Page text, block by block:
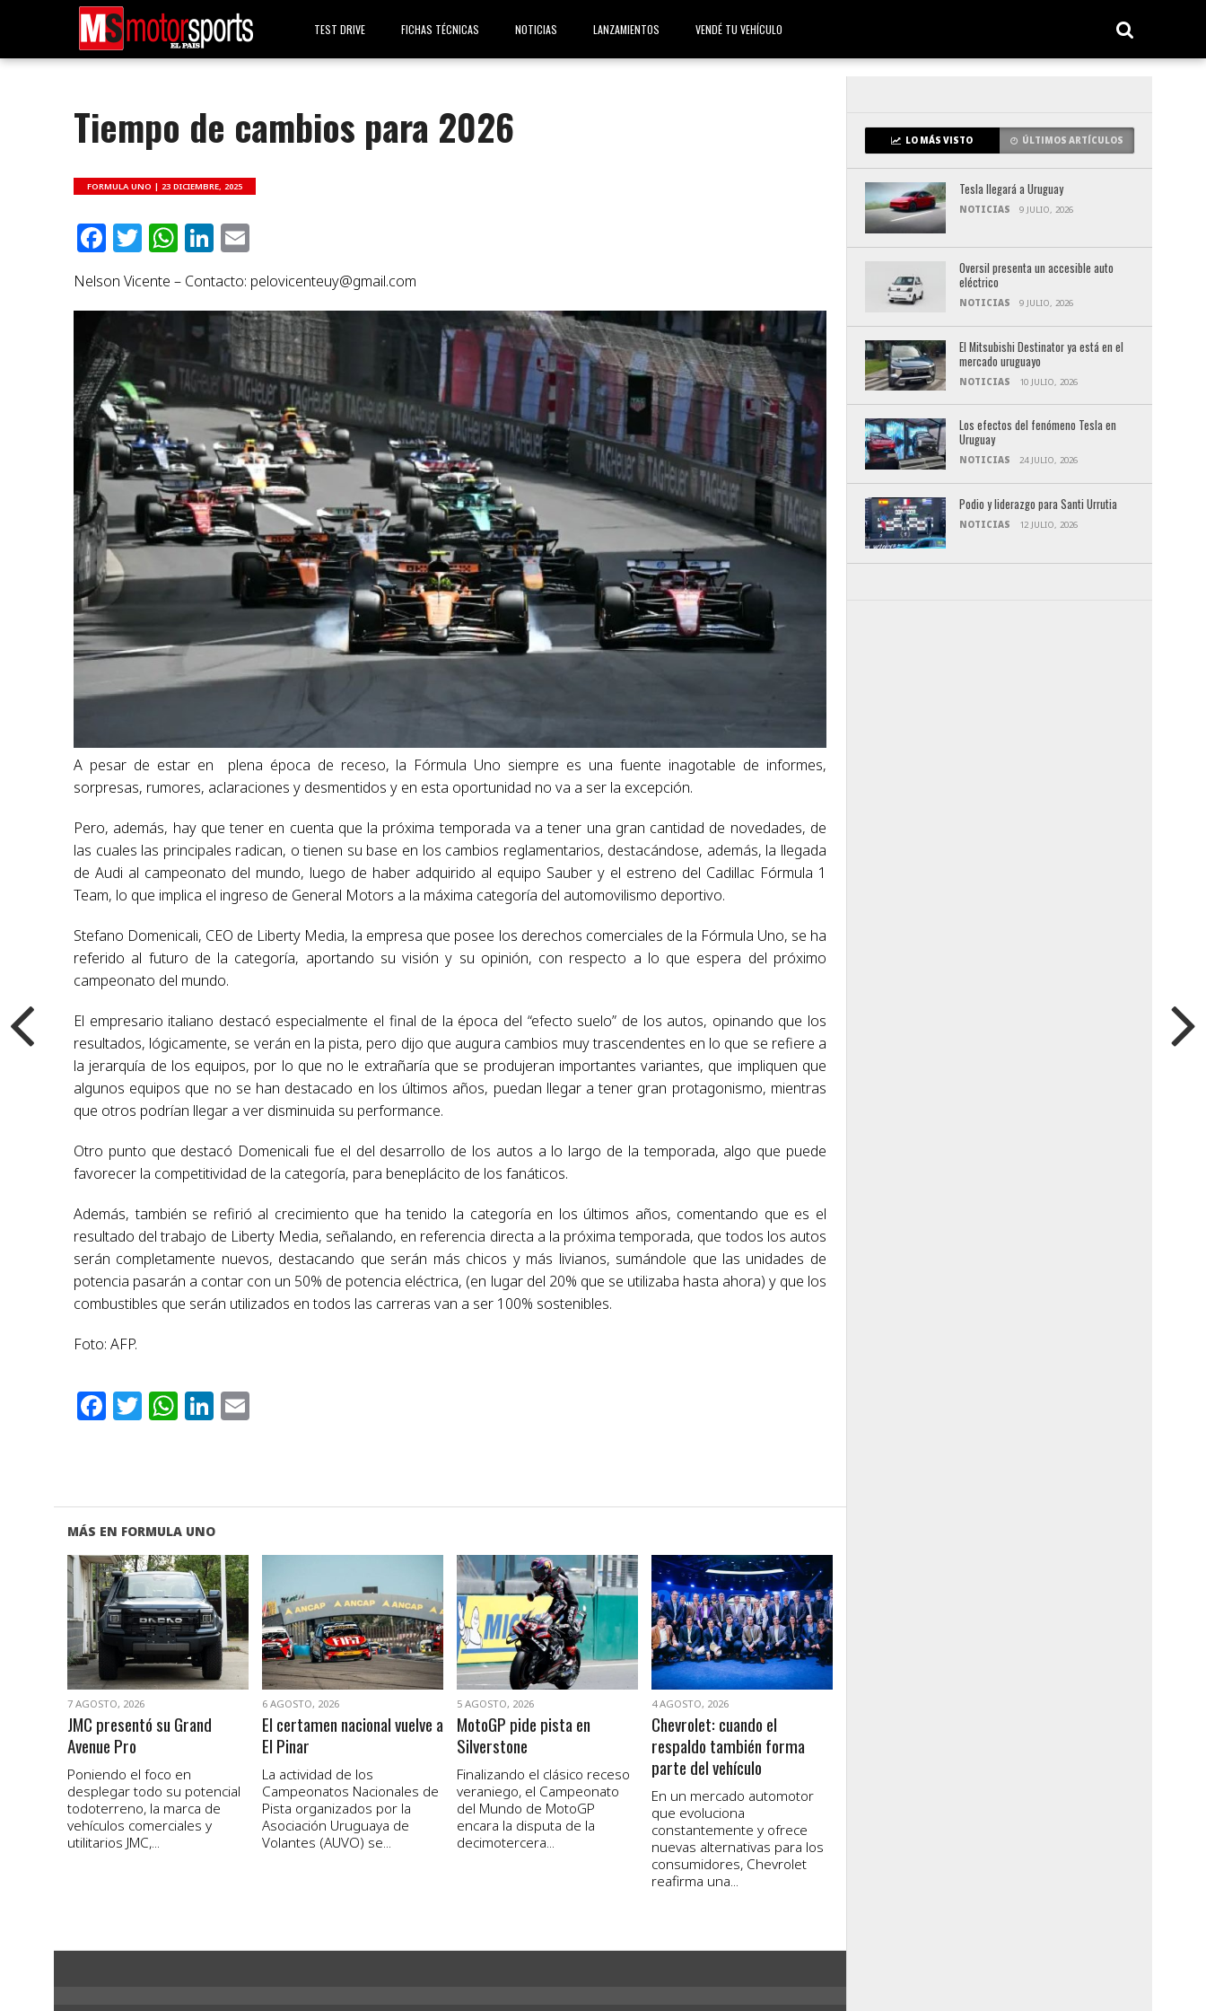
TEST DRIVE FICHAS TÉCNICAS NOTICIAS LANZAMIENTOS VENDÉ TU VEHÍCULO
Tiempo de cambios para 2026
FORMULA UNO |23 DICIEMBRE, 2025
Facebook
Twitter
WhatsApp
LinkedIn
Nelson Vicente – Contacto: pelovicenteuy@gmail.com
A pesar de estar en plena época de receso, la Fórmula Uno siempre es una fuente inagotable de informes,
sorpresas, rumores, aclaraciones y desmentidos y en esta oportunidad no va a ser la excepción.
Pero, además, hay que tener en cuenta que la próxima temporada va a tener una gran cantidad de novedades, de
las cuales las principales radican, o tienen su base en los cambios reglamentarios, destacándose, además, la llegada
de Audi al campeonato del mundo, luego de haber adquirido al equipo Sauber y el estreno del Cadillac Fórmula 1
Team, lo que implica el ingreso de General Motors a la máxima categoría del automovilismo deportivo.
Stefano Domenicali, CEO de Liberty Media, la empresa que posee los derechos comerciales de la Fórmula Uno, se ha
referido al futuro de la categoría, aportando su visión y su opinión, con respecto a lo que espera del próximo
campeonato del mundo.
El empresario italiano destacó especialmente el final de la época del “efecto suelo” de los autos, opinando que los
resultados, lógicamente, se verán en la pista, pero dijo que augura cambios muy trascendentes en lo que se refiere a
la jerarquía de los equipos, por lo que no le extrañaría que se produjeran importantes variantes, que impliquen que
algunos equipos que no se han destacado en los últimos años, puedan llegar a tener gran protagonismo, mientras
que otros podrían llegar a ver disminuida su performance.
Otro punto que destacó Domenicali fue el del desarrollo de los autos a lo largo de la temporada, algo que puede
favorecer la competitividad de la categoría, para beneplácito de los fanáticos.
Además, también se refirió al crecimiento que ha tenido la categoría en los últimos años, comentando que es el
resultado del trabajo de Liberty Media, señalando, en referencia directa a la próxima temporada, que todos los autos
serán completamente nuevos, destacando que serán más chicos y más livianos, sumándole que las unidades de
potencia pasarán a contar con un 50% de potencia eléctrica, (en lugar del 20% que se utilizaba hasta ahora) y que los
combustibles que serán utilizados en todos las carreras van a ser 100% sostenibles.
Foto: AFP.
Facebook
Twitter
WhatsApp
LinkedIn
MÁS EN FORMULA UNO
VER NOTA
7 AGOSTO, 2026
JMC presentó su Grand
Avenue Pro
Poniendo el foco en
desplegar todo su potencial
todoterreno, la marca de
vehículos comerciales y
utilitarios JMC,...
VER NOTA
6 AGOSTO, 2026
El certamen nacional vuelve a
El Pinar
La actividad de los
Campeonatos Nacionales de
Pista organizados por la
Asociación Uruguaya de
Volantes (AUVO) se...
VER NOTA
5 AGOSTO, 2026
MotoGP pide pista en
Silverstone
Finalizando el clásico receso
veraniego, el Campeonato
del Mundo de MotoGP
encara la disputa de la
decimotercera...
VER NOTA
4 AGOSTO, 2026
Chevrolet: cuando el
respaldo también forma
parte del vehículo
En un mercado automotor
que evoluciona
constantemente y ofrece
nuevas alternativas para los
consumidores, Chevrolet
reafirma una...
LO MÁS VISTO ÚLTIMOS ARTÍCULOS
Tesla llegará a Uruguay
NOTICIAS 9 JULIO, 2026
Oversil presenta un accesible auto
eléctrico
NOTICIAS 9 JULIO, 2026
El Mitsubishi Destinator ya está en el
mercado uruguayo
NOTICIAS 10 JULIO, 2026
Los efectos del fenómeno Tesla en
Uruguay
NOTICIAS 24 JULIO, 2026
Podio y liderazgo para Santi Urrutia
NOTICIAS 12 JULIO, 2026